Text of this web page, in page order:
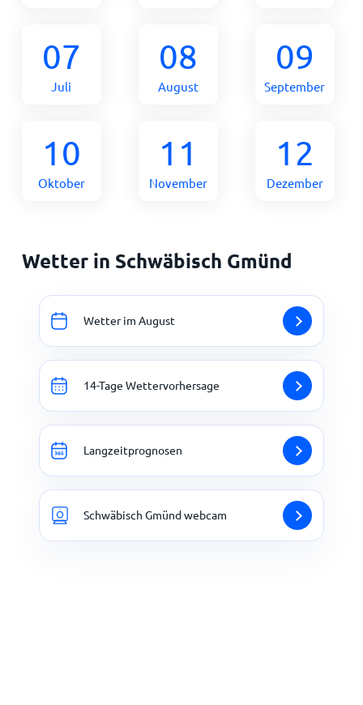
07
Juli
08
August
09
September
10
Oktober
11
November
12
Dezember
Wetter in Schwäbisch Gmünd
Wetter im August
14-Tage Wettervorhersage
Langzeitprognosen
Schwäbisch Gmünd webcam